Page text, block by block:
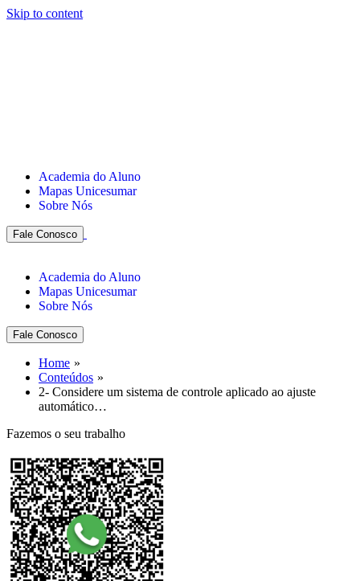
Skip to content
Academia do Aluno
Mapas Unicesumar
Sobre Nós
Fale Conosco
Academia do Aluno
Mapas Unicesumar
Sobre Nós
Fale Conosco
Home
Conteúdos
2- Considere um sistema de controle aplicado ao ajuste
automático…
Fazemos o seu trabalho